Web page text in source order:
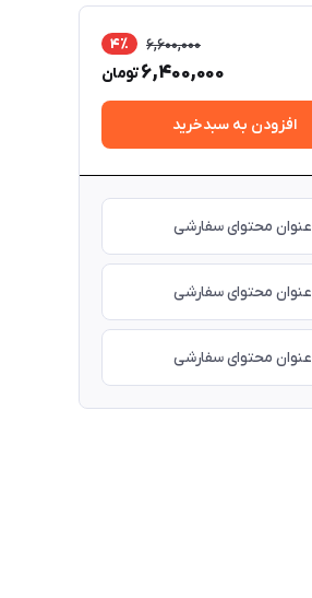
6,600,000 4٪
6,400,000تومان
افزودن به سبدخرید
عنوان محتوای سفارشی
عنوان محتوای سفارشی
عنوان محتوای سفارشی